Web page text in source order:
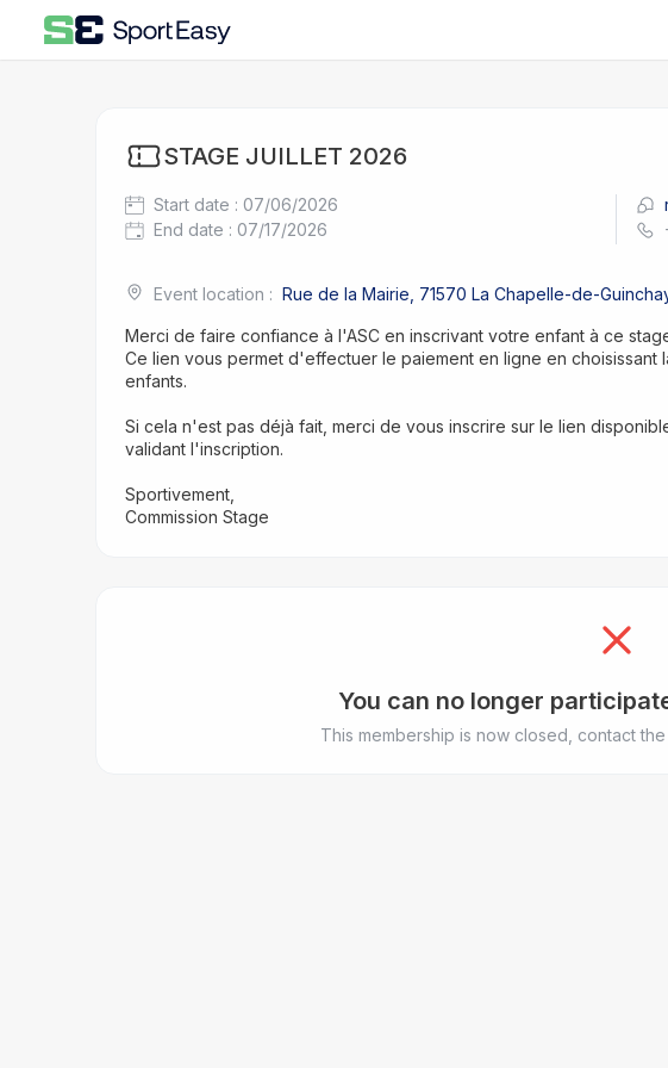
STAGE JUILLET 2026
Start date : 07/06/2026
End date : 07/17/2026
Event location : Rue de la Mairie, 71570 La Chapelle-de-
Merci de faire confiance à l'ASC en inscrivant votre enfant à ce
Ce lien vous permet d'effectuer le paiement en ligne en
enfants.
Si cela n'est pas déjà fait, merci de vous inscrire sur le lien
validant l'inscription.
Sportivement,
Commission Stage
You can no longer
This membership is now closed, contact